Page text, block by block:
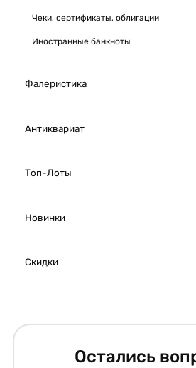
Чеки, сертификаты, облигации
Иностранные банкноты
Фалеристика
Антиквариат
Топ-Лоты
Новинки
Скидки
Остались